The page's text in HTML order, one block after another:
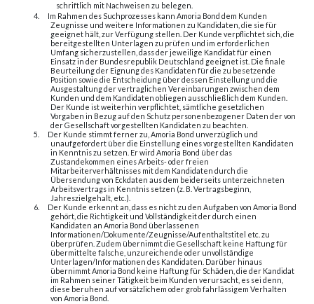
schriftlich mit Nachweisen zu belegen.
4.
Im Rahmen des Suchprozesses kann Amoria Bond dem Kunden
Zeugnisse und weitere Informationen zu Kandidaten, die sie für
geeignet hält, zur Verfügung stellen. Der Kunde verpflichtet sich, die
bereitgestellten Unterlagen zu prüfen und im erforderlichen
Umfang sicherzustellen, dass der jeweilige Kandidat für einen
Einsatz in der Bundesrepublik Deutschland geeignet ist. Die finale
Beurteilung der Eignung des Kandidaten für die zu besetzende
Position sowie die Entscheidung über dessen Einstellung und die
Ausgestaltung der vertraglichen Vereinbarungen zwischen dem
Kunden und dem Kandidaten obliegen ausschließlich dem Kunden.
Der Kunde ist weiterhin verpflichtet, sämtliche gesetzlichen
Vorgaben in Bezug auf den Schutz personenbezogener Daten der von
der Gesellschaft vorgestellten Kandidaten zu beachten.
5.
Der Kunde stimmt ferner zu, Amoria Bond unverzüglich und
unaufgefordert über die Einstellung eines vorgestellten Kandidaten
in Kenntnis zu setzen. Er wird Amoria Bond über das
Zustandekommen eines Arbeits- oder freien
Mitarbeiterverhältnisses mit dem Kandidaten durch die
Übersendung von Eckdaten aus dem beiderseits unterzeichneten
Arbeitsvertrags in Kenntnis setzen (z. B. Vertragsbeginn,
Jahreszielgehalt, etc.).
6.
Der Kunde erkennt an, dass es nicht zu den Aufgaben von Amoria Bond
gehört, die Richtigkeit und Vollständigkeit der durch einen
Kandidaten an Amoria Bond überlassenen
Informationen/Dokumente/Zeugnisse/Aufenthaltstitel etc. zu
überprüfen. Zudem übernimmt die Gesellschaft keine Haftung für
übermittelte falsche, unzureichende oder unvollständige
Unterlagen/Informationen des Kandidaten. Darüber hinaus
übernimmt Amoria Bond keine Haftung für Schäden, die der Kandidat
im Rahmen seiner Tätigkeit beim Kunden verursacht, es sei denn,
diese beruhen auf vorsätzlichem oder grob fahrlässigem Verhalten
von Amoria Bond.